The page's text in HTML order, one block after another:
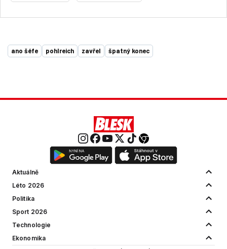
ano šéfe pohlreich zavřel špatný konec
Aktuálně
Léto 2026
Politika
Sport 2026
Technologie
Ekonomika